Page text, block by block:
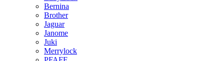
Bernina
Brother
Jaguar
Janome
Juki
Merrylock